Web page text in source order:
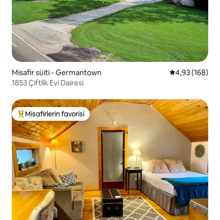
Misafir süiti - Germantown 5 üzerinden
4,93 (168)
1853 Çiftlik Evi Dairesi
Misafirlerin favorilerinden en beğenilenler arasında
Misafirlerin favorisi